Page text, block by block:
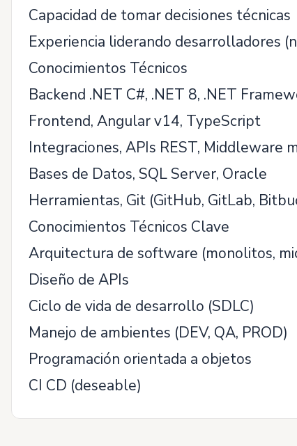
Capacidad de tomar decisiones técnicas
Experiencia liderando desarrolladores
Conocimientos Técnicos
Backend .NET C#, .NET 8, .NET
Frontend, Angular v14, TypeScript
Integraciones, APIs REST, Middleware
Bases de Datos, SQL Server, Oracle
Herramientas, Git (GitHub, GitLab,
Conocimientos Técnicos Clave
Arquitectura de software (monolitos,
Diseño de APIs
Ciclo de vida de desarrollo (SDLC)
Manejo de ambientes (DEV, QA, PROD)
Programación orientada a objetos
CI CD (deseable)